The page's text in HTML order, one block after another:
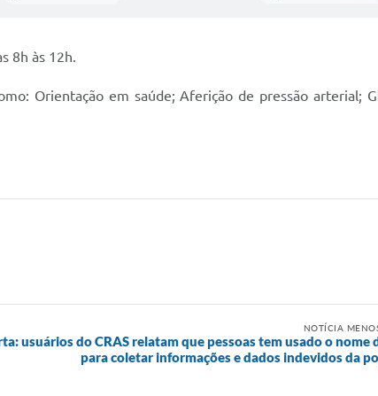
8h às 12h.
Orientação em saúde; Aferição de pressão arterial;
NOTÍCIA
usuários do CRAS relatam que pessoas tem usado o nome
para coletar informações e dados indevidos da